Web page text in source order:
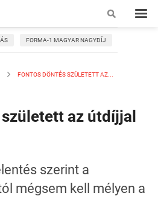
FORMA-1 MAGYAR NAGYDÍJ
FONTOS DÖNTÉS SZÜLETETT AZ...
az útdíjjal
szerint a
mégsem kell mélyen a